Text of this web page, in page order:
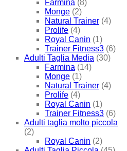
Farmina (8)
Monge (2)
Natural Trainer (4)
Prolife (4)
Royal Canin (1)
Trainer Fitness3 (6)
Adulti Taglia Media (30)
Farmina (14)
Monge (1)
Natural Trainer (4)
Prolife (4)
Royal Canin (1)
Trainer Fitness3 (6)
Adulti taglia molto piccola
(2)
Royal Canin (2)